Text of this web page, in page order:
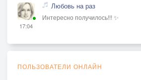
17:04
Любовь на раз
Интересно получилось!!! ✨
ПОЛЬЗОВАТЕЛИ ОНЛАЙН